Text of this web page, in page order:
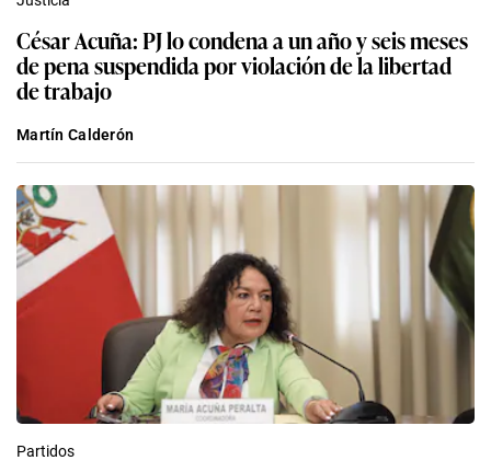
César Acuña: PJ lo condena a un año y seis meses
de pena suspendida por violación de la libertad
de trabajo
Martín Calderón
Partidos